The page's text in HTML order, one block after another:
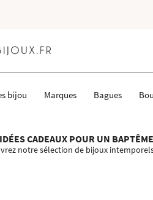
bijou Marques Bagues
CADEAUX POUR UN BAPTÊME
notre sélection de bijoux